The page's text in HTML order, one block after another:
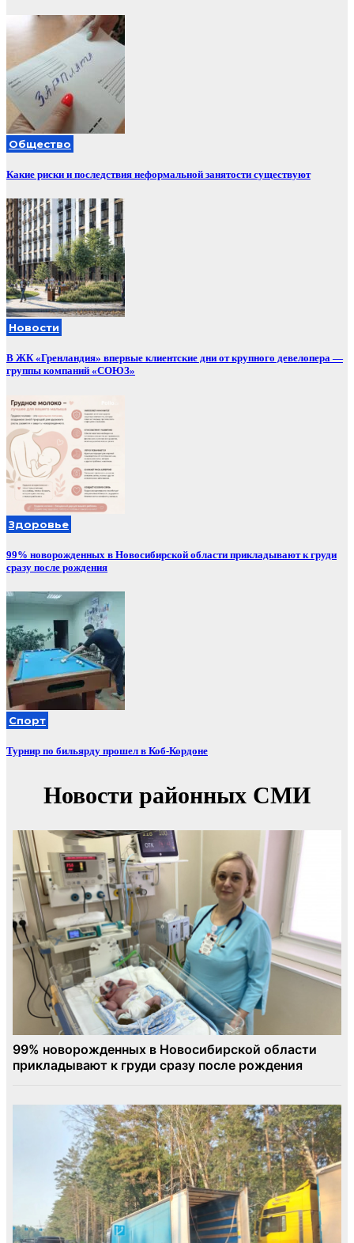
Общество
Какие риски и последствия неформальной занятости существуют
Новости
В ЖК «Гренландия» впервые клиентские дни от крупного девелопера —
группы компаний «СОЮЗ»
Здоровье
99% новорожденных в Новосибирской области прикладывают к груди
сразу после рождения
Спорт
Турнир по бильярду прошел в Коб-Кордоне